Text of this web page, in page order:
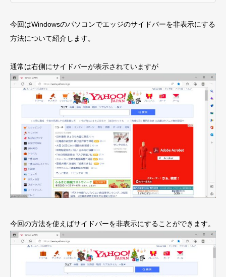
今回はWindowsのパソコンでエッジのサイドバーを非表示にする
方法について紹介します。
通常は右側にサイドバーが表示されていますが
今回の方法を使えばサイドバーを非表示にすることができます。